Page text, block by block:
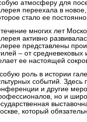
атмосферу для
переехала в
стало ее
многих лет
активно
представлены
– от
ее настоящей
роль в истории
событий. Здесь
и другие
но и
который